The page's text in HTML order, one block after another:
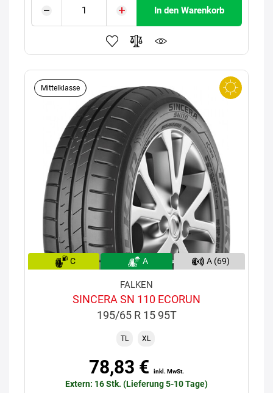
In den Warenkorb
Mittelklasse
C A A (69)
FALKEN
SINCERA SN 110 ECORUN
195/65 R 15 95T
TL XL
78,83 € inkl. MwSt.
Extern: 16 Stk. (Lieferung 5-10 Tage)